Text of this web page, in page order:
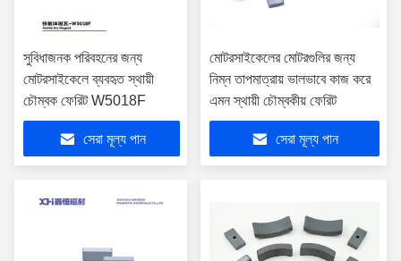
সুবিধাজনক পরিবহনের জন্য
মোটরসাইকেলে ব্যবহৃত স্থায়ী
চৌম্বক ফেরিট W5018F
সেরা মূল্য পান
মোটরসাইকেলের মোটরগুলির জন্য
নিম্ন তাপমাত্রায় ভালভাবে কাজ করে
এমন স্থায়ী চৌম্বকীয় ফেরিট
সেরা মূল্য পান